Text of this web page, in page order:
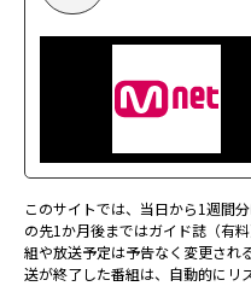
このサイトでは、当日から1週間
の先1か月後まではガイド誌（有
組や放送予定は予告なく変更され
送が終了した番組は、自動的にリ